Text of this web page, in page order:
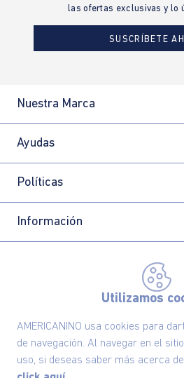
Utilizamos
AMERICANINO usa cookies para
de navegación. Al navegar en el
uso, si deseas saber más acerca
las ofertas exclusivas y lo
SUSCRÍBETE
Nuestra Marca
Ayudas
Políticas
Información